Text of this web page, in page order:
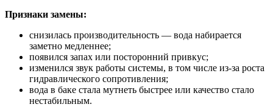
Признаки замены:
снизилась производительность — вода набирается
заметно медленнее;
появился запах или посторонний привкус;
изменился звук работы системы, в том числе из-за роста
гидравлического сопротивления;
вода в баке стала мутнеть быстрее или качество стало
нестабильным.